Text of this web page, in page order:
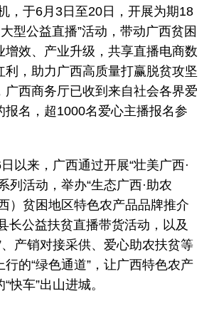
，于6月3日至20日，开展为期18
型公益直播”活动，带动广西贫困
增效、产业升级，共享直播电商数
利，助力广西高质量打赢脱贫攻坚
广西商务厅已收到来自社会各界爱
报名，超1000名爱心主播报名参
来，广西通过开展“壮美广西·
列活动，举办“生态广西·助农
）贫困地区特色农产品品牌推介
长公益扶贫直播带货活动，以及
、产销对接采供、爱心助农扶贫等
的“绿色通道”，让广西特色农产
快车”出山进城。